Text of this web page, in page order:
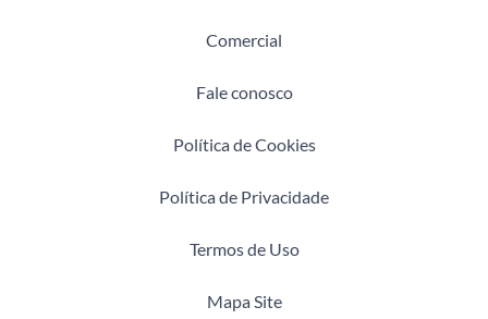
Comercial
Fale conosco
Política de Cookies
Política de Privacidade
Termos de Uso
Mapa Site